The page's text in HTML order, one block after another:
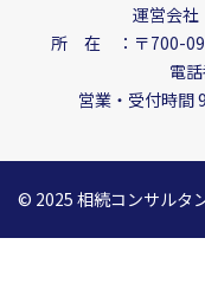
運営会社
所 在 ：〒700-
電
営業・受付時間
© 2025 相続コンサルタ